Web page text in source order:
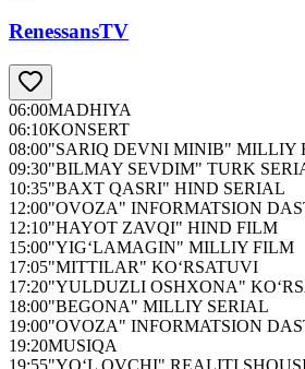
RenessansTV
06:00MADHIYA
06:10KONSERT
08:00"SARIQ DEVNI MINIB" MILLIY
09:30"BILMAY SEVDIM" TURK
10:35"BAXT QASRI" HIND SERIAL
12:00"OVOZA" INFORMATSION
12:10"HAYOT ZAVQI" HIND FILM
15:00"YIG‘LAMAGIN" MILLIY FILM
17:05"MITTILAR" KO‘RSATUVI
17:20"YULDUZLI OSHXONA"
18:00"BEGONA" MILLIY SERIAL
19:00"OVOZA" INFORMATSION
19:20MUSIQA
19:55"YO‘L OVCHI" REALITI